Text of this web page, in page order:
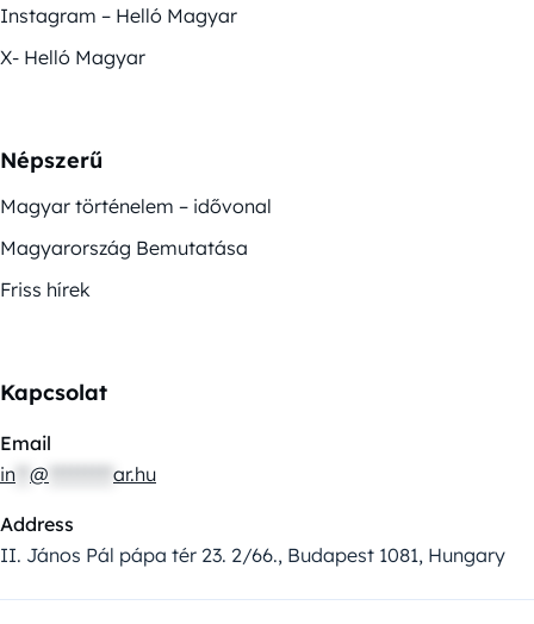
Instagram – Helló Magyar
X- Helló Magyar
Népszerű
Magyar történelem – idővonal
Magyarország Bemutatása
Friss hírek
Kapcsolat
Email
in @ ar.hu
Address
II. János Pál pápa tér 23. 2/66., Budapest 1081, Hungary